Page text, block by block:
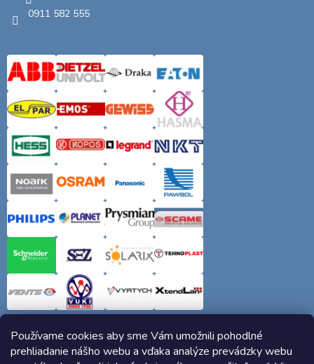
Používame cookies aby sme Vám umožnili pohodlné
prehliadanie nášho webu a vďaka analýze prevádzky webu
0911 582 555